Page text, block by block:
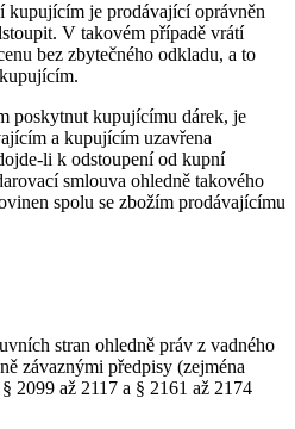
je prodávající oprávněn
V takovém případě vrátí
bez zbytečného odkladu, a to
kupujícímu dárek, je
a kupujícím uzavřena
li k odstoupení od kupní
smlouva ohledně takového
spolu se zbožím prodávajícímu
stran ohledně práv z vadného
závaznými předpisy (zejména
2099 až 2117 a § 2161 až 2174